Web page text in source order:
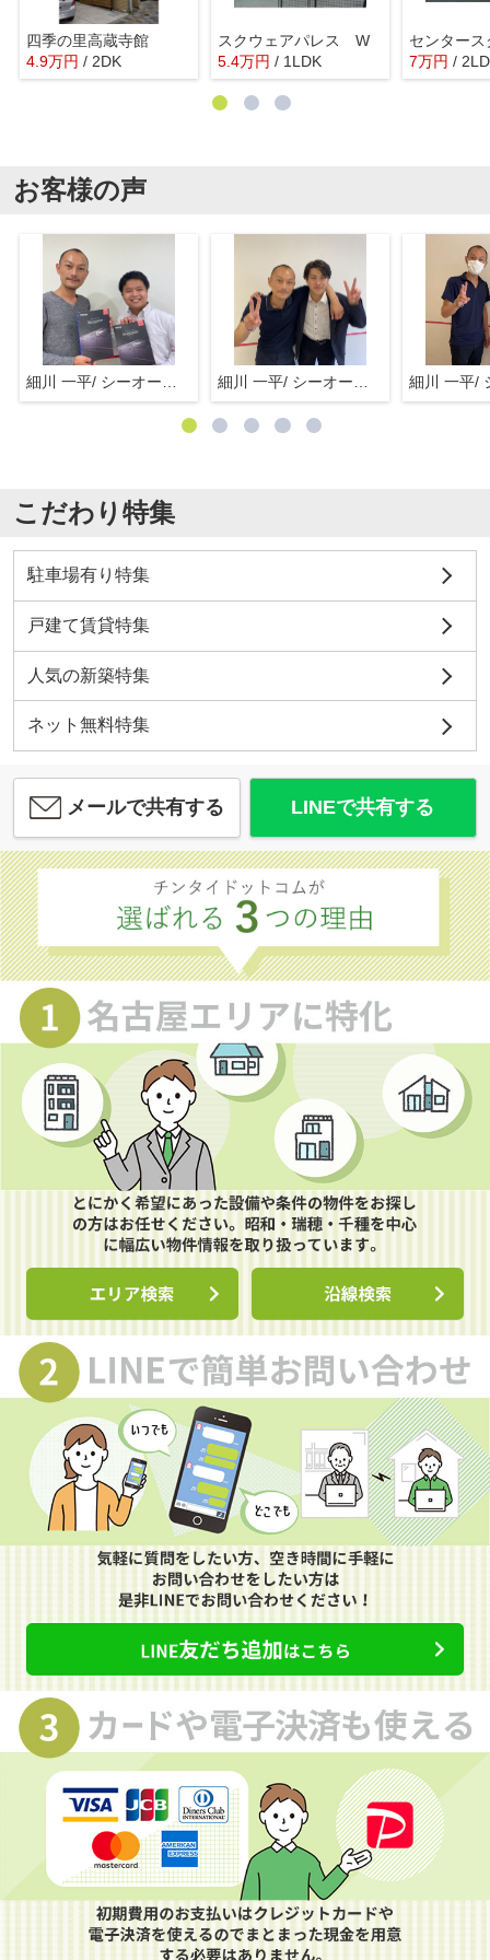
四季の里高蔵寺館
4.9万円 / 2DK
スクウェアパレス W
5.4万円 / 1LDK 7万円 /
お客様の声
細川 一平/ シーオーエム(株) 細川 一平/ シーオーエム(株)
こだわり特集
駐車場有り特集
戸建て賃貸特集
人気の新築特集
ネット無料特集
メールで共有する LINEで共有する